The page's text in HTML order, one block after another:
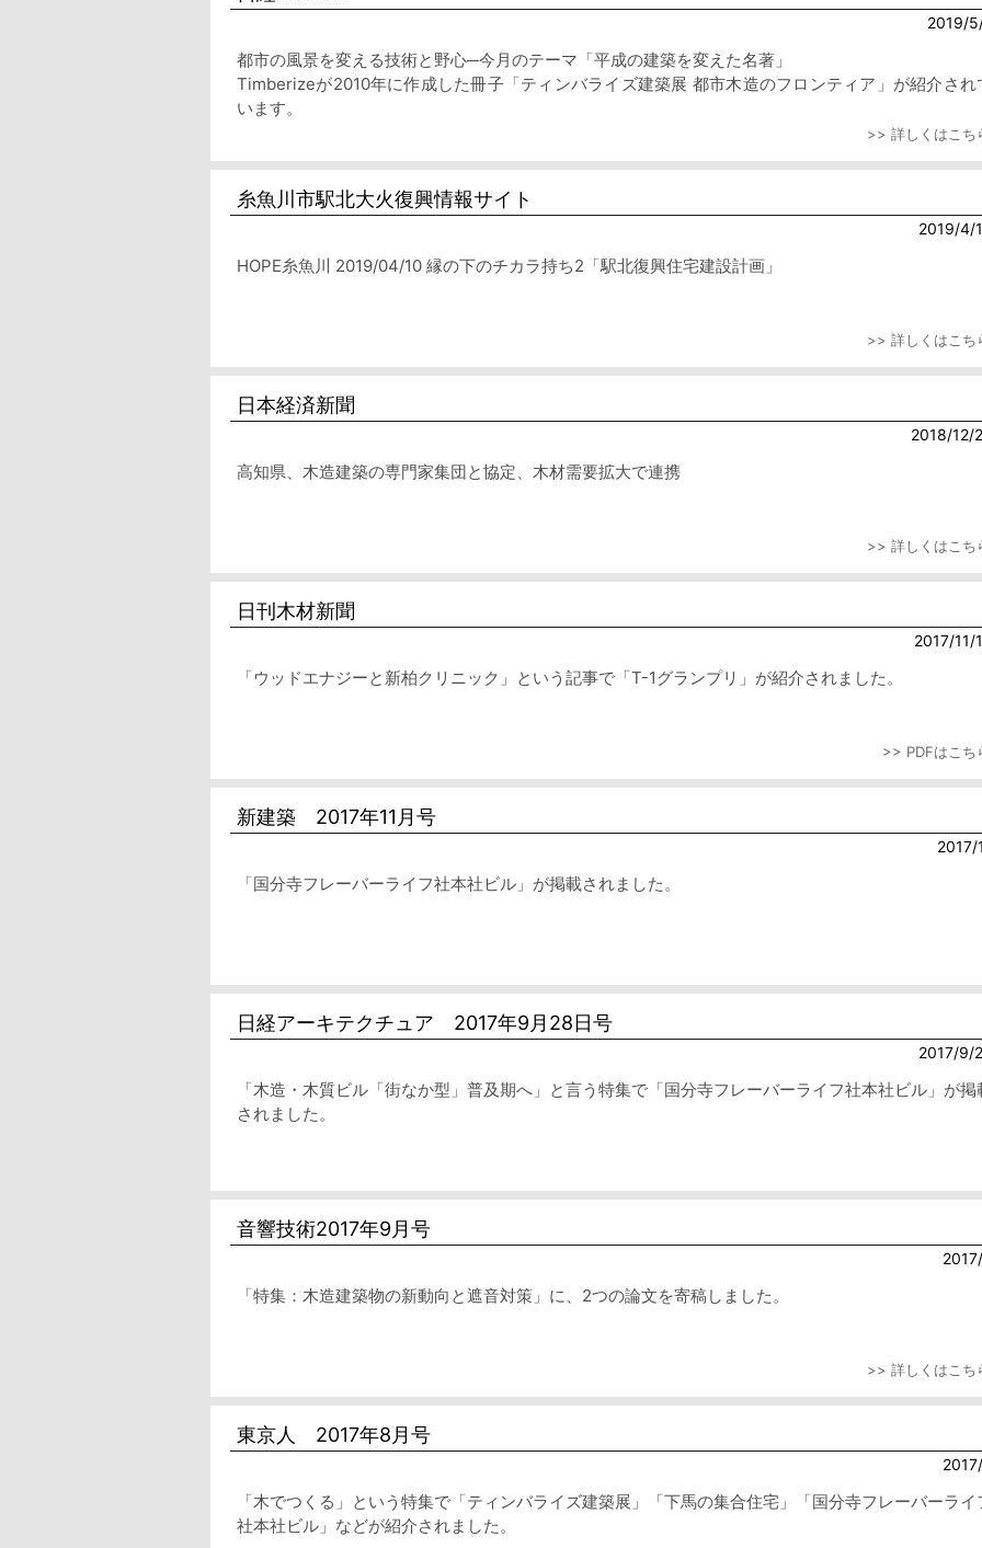
2019/
都市の風景を変える技術と野心─今月のテーマ「平成の建築を変えた名著」
Timberizeが2010年に作成した冊子「ティンバライズ建築展 都市木造のフロンティア」が紹介され
います。
>> 詳しくはこち
糸魚川市駅北大火復興情報サイト
2019/4/
HOPE糸魚川 2019/04/10 縁の下のチカラ持ち2「駅北復興住宅建設計画」
>> 詳しくはこち
日本経済新聞
2018/12/
高知県、木造建築の専門家集団と協定、木材需要拡大で連携
>> 詳しくはこち
日刊木材新聞
2017/11/
「ウッドエナジーと新柏クリニック」という記事で「T-1グランプリ」が紹介されました。
>> PDFはこち
新建築 2017年11月号
2017/
「国分寺フレーバーライフ社本社ビル」が掲載されました。
日経アーキテクチュア 2017年9月28日号
2017/9/
「木造・木質ビル「街なか型」普及期へ」と言う特集で「国分寺フレーバーライフ社本社ビル」が掲
されました。
音響技術2017年9月号
「特集：木造建築物の新動向と遮音対策」に、2つの論文を寄稿しました。
>> 詳しくはこち
東京人 2017年8月号
「木でつくる」という特集で「ティンバライズ建築展」「下馬の集合住宅」「国分寺フレーバーライ
社本社ビル」などが紹介されました。